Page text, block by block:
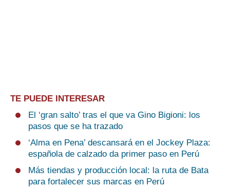
TE PUEDE INTERESAR
El ‘gran salto’ tras el que va Gino Bigioni: los
pasos que se ha trazado
‘Alma en Pena’ descansará en el Jockey Plaza:
española de calzado da primer paso en Perú
Más tiendas y producción local: la ruta de Bata
para fortalecer sus marcas en Perú